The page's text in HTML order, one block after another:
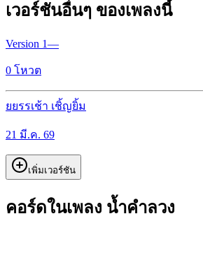
เวอร์ชันอื่นๆ ของเพลงนี้
Version 1—
0 โหวต
ยยรรเช้า เชิ้ญยิ้ม
21 มี.ค. 69
เพิ่มเวอร์ชัน
คอร์ดในเพลง น้ำคำลวง